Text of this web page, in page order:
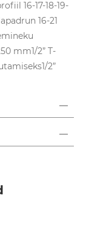
16-17-18-19-
16-21
mm1/2” T-
2”